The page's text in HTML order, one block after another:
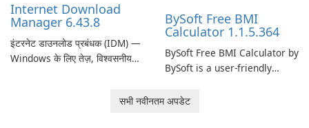
Internet Download
Manager 6.43.8
इंटरनेट डाउनलोड प्रबंधक (IDM) —
Windows के लिए तेज़, विश्वसनीय
Microsoft Windows के लिए एक
BySoft Free BMI
Calculator 1.1.5.364
BySoft Free BMI Calculator by
BySoft is a user-friendly
designed to help you
सभी नवीनतम अपडेट